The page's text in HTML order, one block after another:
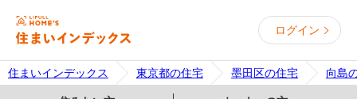
ログイン
住まいインデックス 東京都の住宅 墨田区の住宅 向島